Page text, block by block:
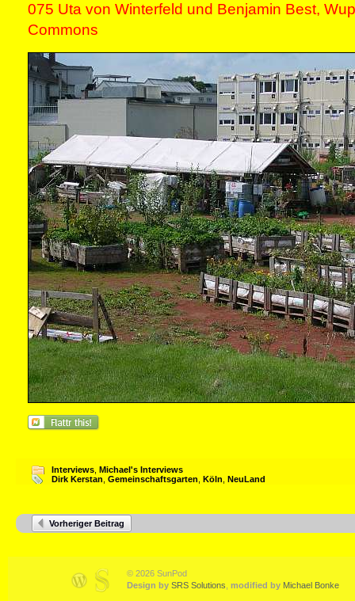
075 Uta von Winterfeld und Benjamin Best,
Commons
Interviews Michael's Interviews
Dirk Kerstan Gemeinschaftsgarten Köln NeuLand
Vorheriger Beitrag
© 2026 SunPod
Design by SRS Solutions modified by Michael Bonke